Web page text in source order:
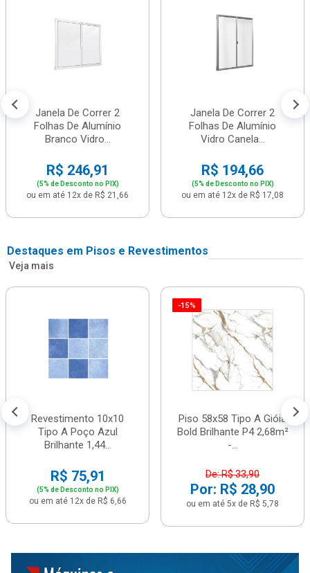
Janela De Correr 2
Folhas De Alumínio
Branco Vidro...
R$ 246,91
(5% de Desconto no PIX)
ou em até 12x de R$ 21,66
Janela De Correr 2
Folhas De Alumínio
Vidro Canela...
R$ 194,66
(5% de Desconto no PIX)
ou em até 12x de R$ 17,08
Destaques em Pisos e Revestimentos
Veja mais
Revestimento 10x10
Tipo A Poço Azul
Brilhante 1,44...
R$ 75,91
(5% de Desconto no PIX)
ou em até 12x de R$ 6,66
-15%
Piso 58x58 Tipo A Gióia
Bold Brilhante P4 2,68m²
-...
De: R$ 33,90
Por: R$ 28,90
ou em até 5x de R$ 5,78